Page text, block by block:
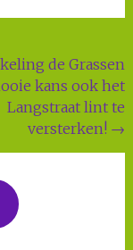
de Grassen
kans ook het
Langstraat lint te
versterken! →